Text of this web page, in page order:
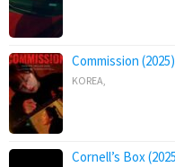
Commission (2025)
KOREA
Cornell’s Box